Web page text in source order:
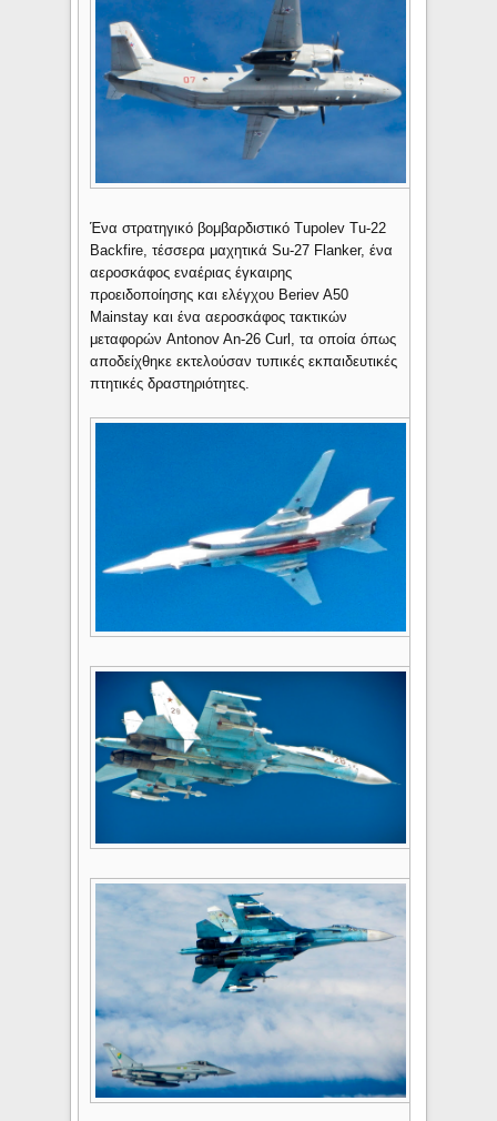
Ένα στρατηγικό βομβαρδιστικό Tupolev Tu-22
Backfire, τέσσερα μαχητικά Su-27 Flanker, ένα
αεροσκάφος εναέριας έγκαιρης
προειδοποίησης και ελέγχου Beriev A50
Mainstay και ένα αεροσκάφος τακτικών
μεταφορών Antonov An-26 Curl, τα οποία όπως
αποδείχθηκε εκτελούσαν τυπικές εκπαιδευτικές
πτητικές δραστηριότητες.